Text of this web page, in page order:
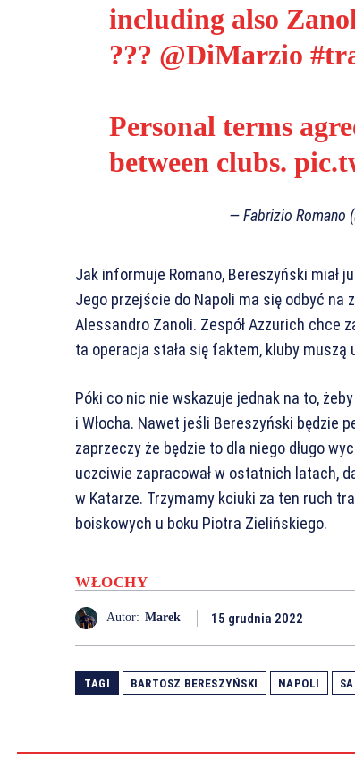
including also
??? @DiMarzio
Personal terms
between clubs.
— Fabrizio Romano
Jak informuje Romano, Bereszyński miał
Jego przejście do Napoli ma się odbyć na
Alessandro Zanoli. Zespół Azzurich chce
ta operacja stała się faktem, kluby
Póki co nic nie wskazuje jednak na to,
i Włocha. Nawet jeśli Bereszyński będzie
zaprzeczy że będzie to dla niego długo
uczciwie zapracował w ostatnich latach,
w Katarze. Trzymamy kciuki za ten ruch
boiskowych u boku Piotra Zielińskiego.
WŁOCHY
Autor: Marek 15 grudnia 2022
TAGI BARTOSZ BERESZYŃSKI NAPOLI